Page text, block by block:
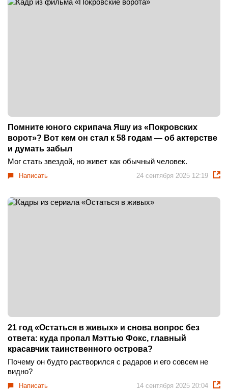
Помните юного скрипача Яшу из «Покровских
ворот»? Вот кем он стал к 58 годам — об актерстве
и думать забыл
Мог стать звездой, но живет как обычный человек.
Написать 24 сентября 2025 12:19
21 год «Остаться в живых» и снова вопрос без
ответа: куда пропал Мэттью Фокс, главный
красавчик таинственного острова?
Почему он будто растворился с радаров и его совсем не
видно?
Написать 14 сентября 2025 20:04